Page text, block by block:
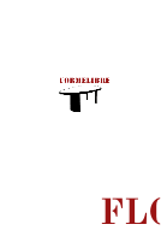
produits